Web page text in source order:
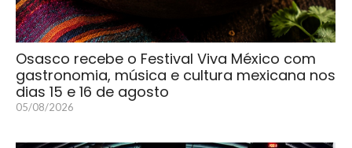
Osasco recebe o Festival Viva México com
gastronomia, música e cultura mexicana nos
dias 15 e 16 de agosto
05/08/2026